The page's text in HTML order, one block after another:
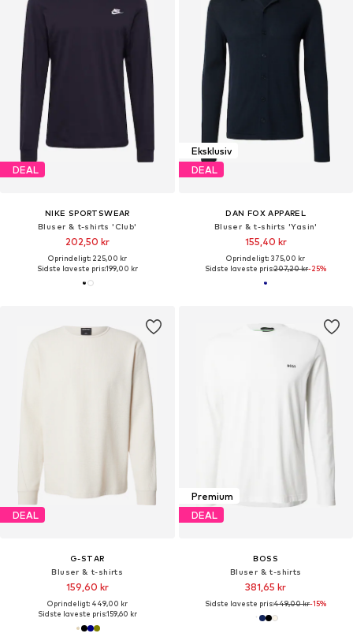
DEAL
NIKE SPORTSWEAR
Bluser & t-shirts 'Club'
202,50 kr
Oprindeligt: 225,00 kr
Sidste laveste pris:199,00 kr
Eksklusiv
DEAL
DAN FOX APPAREL
Bluser & t-shirts 'Yasin'
155,40 kr
Oprindeligt: 375,00 kr
Sidste laveste pris:207,20 kr-25%
DEAL
G-STAR
Bluser & t-shirts
159,60 kr
Oprindeligt: 449,00 kr
Sidste laveste pris:159,60 kr
Premium
DEAL
BOSS
Bluser & t-shirts
381,65 kr
Sidste laveste pris:449,00 kr-15%